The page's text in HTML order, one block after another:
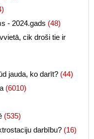
- 2024.gads (48)
cik droši tie ir
jauda, ko darīt? (44)
(6010)
(535)
darbību? (16)